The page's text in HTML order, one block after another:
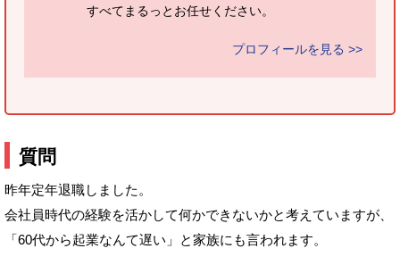
すべてまるっとお任せください。
プロフィールを見る >>
質問
昨年定年退職しました。
会社員時代の経験を活かして何かできないかと考えていますが、
「60代から起業なんて遅い」と家族にも言われます。